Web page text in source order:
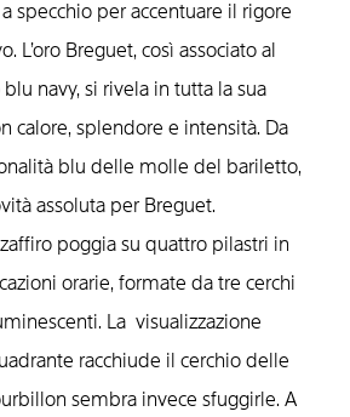
specchio per accentuare il rigore
L’oro Breguet, così associato al
navy, si rivela in tutta la sua
calore, splendore e intensità. Da
blu delle molle del bariletto,
assoluta per Breguet.
poggia su quattro pilastri in
orarie, formate da tre cerchi
La visualizzazione
racchiude il cerchio delle
sembra invece sfuggirle. A